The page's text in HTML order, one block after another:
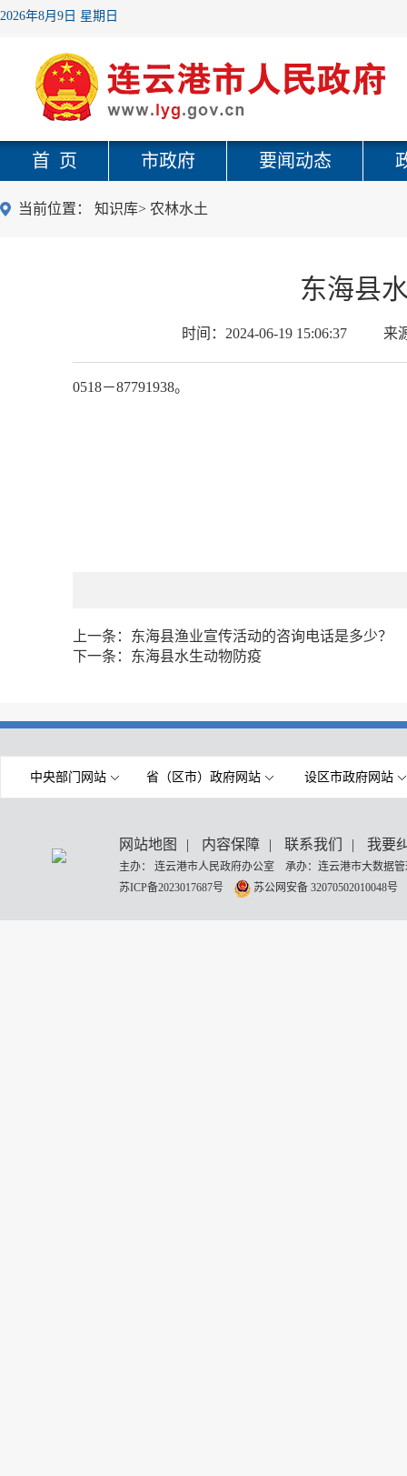
2026年8月9日 星期日
首 页 市政府 要闻动态
当前位置： 知识库> 农林水土
东海县
时间： 2024-06-19 15:06:37 来
0518－87791938。
上一条： 东海县渔业宣传活动的咨询电话是多少？
下一条： 东海县水生动物防疫
中央部门网站 省（区市）政府网站 设区市政府网站
网站地图 | 内容保障 | 联系我们 | 我要
主办： 连云港市人民政府办公室 承办：连云港市大数据
苏ICP备2023017687号
苏公网安备 32070502010048号